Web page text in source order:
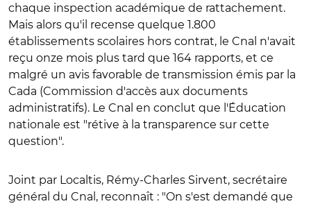
chaque inspection académique de rattachement.
Mais alors qu'il recense quelque 1.800
établissements scolaires hors contrat, le Cnal n'avait
reçu onze mois plus tard que 164 rapports, et ce
malgré un avis favorable de transmission émis par la
Cada (Commission d'accès aux documents
administratifs). Le Cnal en conclut que l'Éducation
nationale est "rétive à la transparence sur cette
question".
Joint par Localtis, Rémy-Charles Sirvent, secrétaire
général du Cnal, reconnaît : "On s'est demandé que